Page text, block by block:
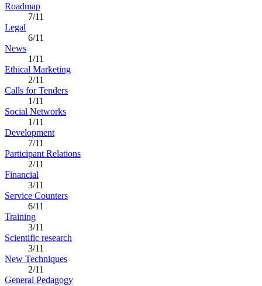
Roadmap
7/11
Legal
6/11
News
1/11
Ethical Marketing
2/11
Calls for Tenders
1/11
Social Networks
1/11
Development
7/11
Participant Relations
2/11
Financial
3/11
Service Counters
6/11
Training
3/11
Scientific research
3/11
New Techniques
2/11
General Pedagogy